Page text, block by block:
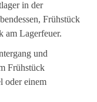
in der
Frühstück
am Lagerfeuer.
und
Frühstück
oder einem